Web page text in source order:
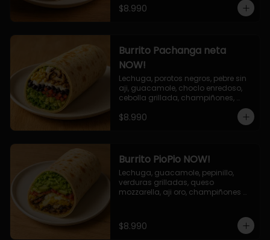
$8.990
Burrito Pachanga neta
NOW!
Lechuga, porotos negros, pebre sin
aji, guacamole, choclo enredoso,
cebolla grillada, champiñones,
$8.990
Burrito PioPio NOW!
Lechuga, guacamole, pepinillo,
verduras grilladas, queso
mozzarella, aji oro, champiñones
$8.990